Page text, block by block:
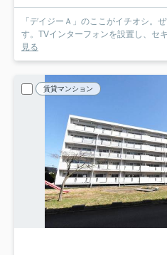
「デイジーＡ」のここがイチオシ。
す。TVインターフォンを設置し、セ
見る
賃貸マンション